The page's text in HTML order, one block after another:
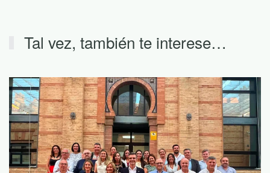
Tal vez, también te interese…